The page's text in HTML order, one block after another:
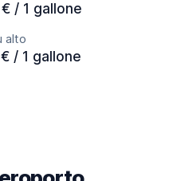
/ 1 gallone
alto
/ 1 gallone